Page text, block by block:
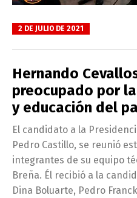
2 DE JULIO DE 2021
Hernando
preocupado por
y educación del
El candidato a la
Pedro Castillo, se reunió
integrantes de su equipo
Breña. Él recibió a la
Dina Boluarte, Pedro